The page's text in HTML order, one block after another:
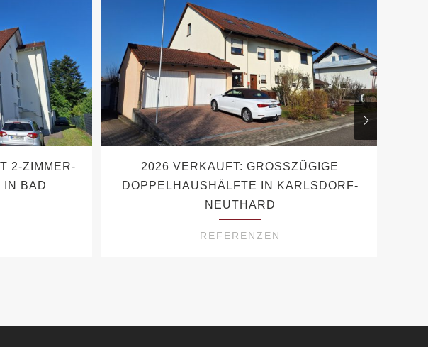
2-ZIMMER-
IN BAD
2026 VERKAUFT: GROSSZÜGIGE D
OPPELHAUSHÄLFTE IN KARLSDORF-N
EUTHARD
REFERENZEN